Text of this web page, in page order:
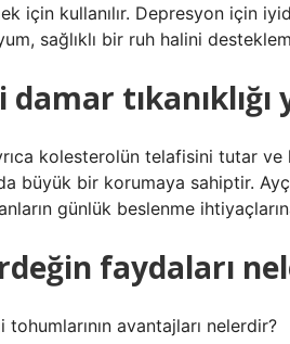
için kullanılır. Depresyon için
sağlıklı bir ruh halini
tıkanıklığı
kolesterolün telafisini tutar
büyük bir korumaya sahiptir.
günlük beslenme
faydaları
avantajları nelerdir?